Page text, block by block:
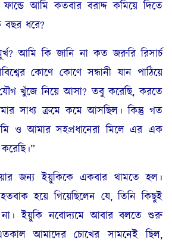
ফান্ডে আমি কতবার বরাদ্দ কমিয়ে দিতে
বছর ধরে?
আমি কি জানি না কত জরুরি রিসার্চ
কোণে কোণে সন্ধানী যান পাঠিয়ে
খুঁজে নিয়ে আসা? তবু করেছি, করতে
সাধ্য ক্রমে কমে আসছিল। কিন্তু গত
ও আমার সহপ্রধানেরা মিলে এর এক
জন্য ইয়ুকিকে একবার থামতে হল।
হয়ে গিয়েছিলেন যে, তিনি কিছুই
ইয়ুকি নবোদ্যমে আবার বলতে শুরু
আমাদের চোখের সামনেই ছিল,